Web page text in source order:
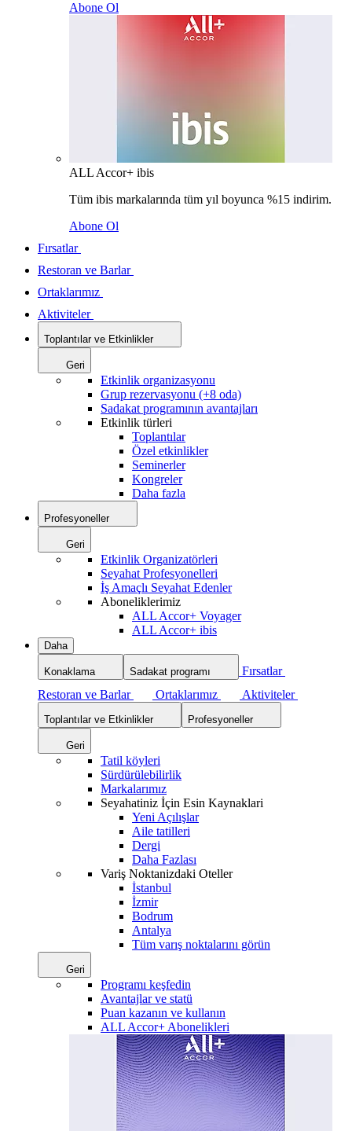
Abone Ol
ALL Accor+ ibis
Tüm ibis markalarında tüm yıl boyunca %15 indirim.
Abone Ol
Fırsatlar
Restoran ve Barlar
Ortaklarımız
Aktiviteler
Toplantılar ve Etkinlikler
Geri
Etkinlik organizasyonu
Grup rezervasyonu (+8 oda)
Sadakat programının avantajları
Etkinlik türleri
Toplantılar
Özel etkinlikler
Seminerler
Kongreler
Daha fazla
Profesyoneller
Geri
Etkinlik Organizatörleri
Seyahat Profesyonelleri
İş Amaçlı Seyahat Edenler
Aboneliklerimiz
ALL Accor+ Voyager
ALL Accor+ ibis
Daha
Konaklama Sadakat programı
Fırsatlar
Restoran ve Barlar
Ortaklarımız Aktiviteler
Toplantılar ve Etkinlikler Profesyoneller
Geri
Tatil köyleri
Sürdürülebilirlik
Markalarımız
Seyahatiniz İçin Esin Kaynaklari
Yeni Açılışlar
Aile tatilleri
Dergi
Daha Fazlası
Variş Noktanizdaki Oteller
İstanbul
İzmir
Bodrum
Antalya
Tüm varış noktalarını görün
Geri
Programı keşfedin
Avantajlar ve statü
Puan kazanın ve kullanın
ALL Accor+ Abonelikleri